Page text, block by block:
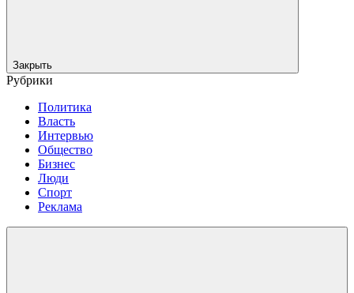
Закрыть
Рубрики
Политика
Власть
Интервью
Общество
Бизнес
Люди
Спорт
Реклама